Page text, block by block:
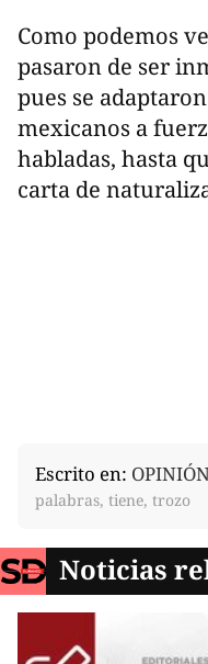
Como podemos
pasaron de ser
pues se
mexicanos a
habladas, hasta
carta de
Escrito en:
palabras, tiene, trozo
Noticias